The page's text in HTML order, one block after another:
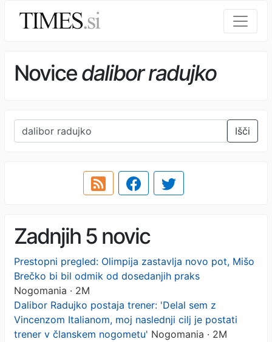
Novicedalibor radujko
Išči
Zadnjih 5 novic
Prestopni pregled: Olimpija zastavlja novo pot, Mišo
Brečko bi bil odmik od dosedanjih praks
Nogomania · 2M
Dalibor Radujko postaja trener: 'Delal sem z
Vincenzom Italianom, moj naslednji cilj je postati
trener v članskem nogometu' Nogomania · 2M